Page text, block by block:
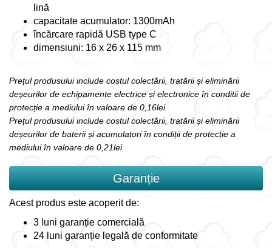
lină
capacitate acumulator: 1300mAh
încărcare rapidă USB type C
dimensiuni: 16 x 26 x 115 mm
Prețul produsului include costul colectării, tratării și eliminării
deșeurilor de echipamente electrice și electronice în conditii de
protecție a mediului în valoare de 0,16lei.
Prețul produsului include costul colectării, tratării și eliminării
deșeurilor de baterii și acumulatori în condiții de protecție a
mediului în valoare de 0,21lei.
Garanție
Acest produs este acoperit de:
3 luni garanție comercială
24 luni garanție legală de conformitate